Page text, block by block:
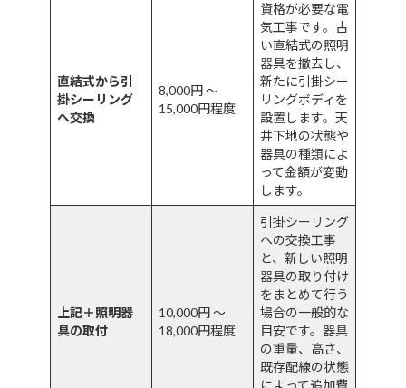
直結式から引
掛シーリング
へ交換
8,000円 ～
15,000円程度
資格が必要な電
気工事です。古
い直結式の照明
器具を撤去し、
新たに引掛シー
リングボディを
設置します。天
井下地の状態や
器具の種類によ
って金額が変動
します。
上記＋照明器
具の取付
10,000円 ～
18,000円程度
引掛シーリング
への交換工事
と、新しい照明
器具の取り付け
をまとめて行う
場合の一般的な
目安です。器具
の重量、高さ、
既存配線の状態